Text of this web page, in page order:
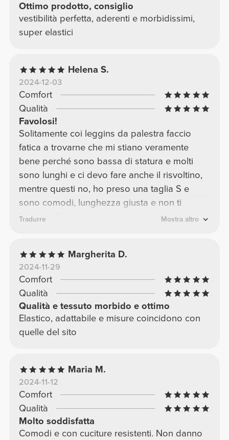
Ottimo prodotto, consiglio
vestibilità perfetta, aderenti e morbidissimi,
super elastici
Helena S.
2024-12-03
Comfort
Qualità
Favolosi!
Solitamente coi leggins da palestra faccio
fatica a trovarne che mi stiano veramente
bene perché sono bassa di statura e molti
sono lunghi e ci devo fare anche il risvoltino,
mentre questi no, ho preso una taglia S e
sono comodi, lunghezza giusta e non ti
lasciano il segno
Tradurre Mostra altro
Margherita D.
2024-11-29
Comfort
Qualità
Qualità e tessuto morbido e ottimo
Elastico, adattabile e misure coincidono con
quelle del sito
Maria M.
2024-11-12
Comfort
Qualità
Molto soddisfatta
Comodi e con cuciture resistenti. Non danno